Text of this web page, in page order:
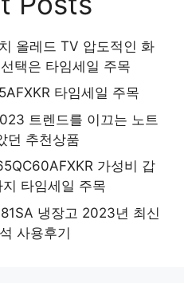
올레드 TV 압도적인 화
택은 타임세일 주목
타임세일 주목
트렌드를 이끄는 노트
던 추천상품
가성비 갑
타임세일 주목
냉장고 2023년 최신
사용후기